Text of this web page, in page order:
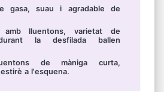
gasa, suau i agradable de
amb lluentons, varietat de
la desfilada ballen
de màniga curta,
a l'esquena.